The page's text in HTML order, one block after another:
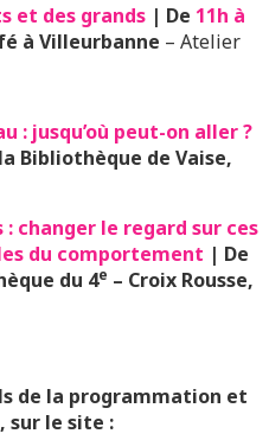
et des grands | De 11h à
à Villeurbanne – Atelier
: jusqu’où peut-on aller ?
Bibliothèque de Vaise,
: changer le regard sur ces
du comportement | De
du 4e – Croix Rousse,
de la programmation et
sur le site :